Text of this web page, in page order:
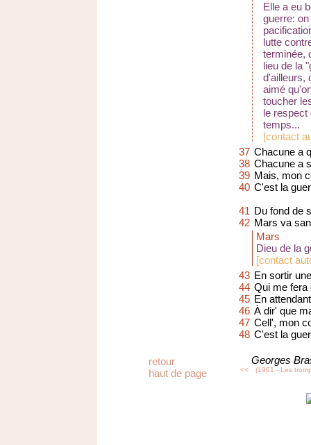
Elle a eu
guerre:
lutte
terminée,
lieu de la
d'ailleurs,
aimé
toucher
le respect
temps...
[contact
37 Chacune a
38 Chacune a
39 Mais, mon
40 C'est la
41 Du fond de
42 Mars va
Mars
Dieu de la
[contact
43 En sortir
44 Qui me fera
45 En
46 À dir' que
47 Cell', mon
48 C'est la
Georges
<< (1961 - Les
retour
haut de page